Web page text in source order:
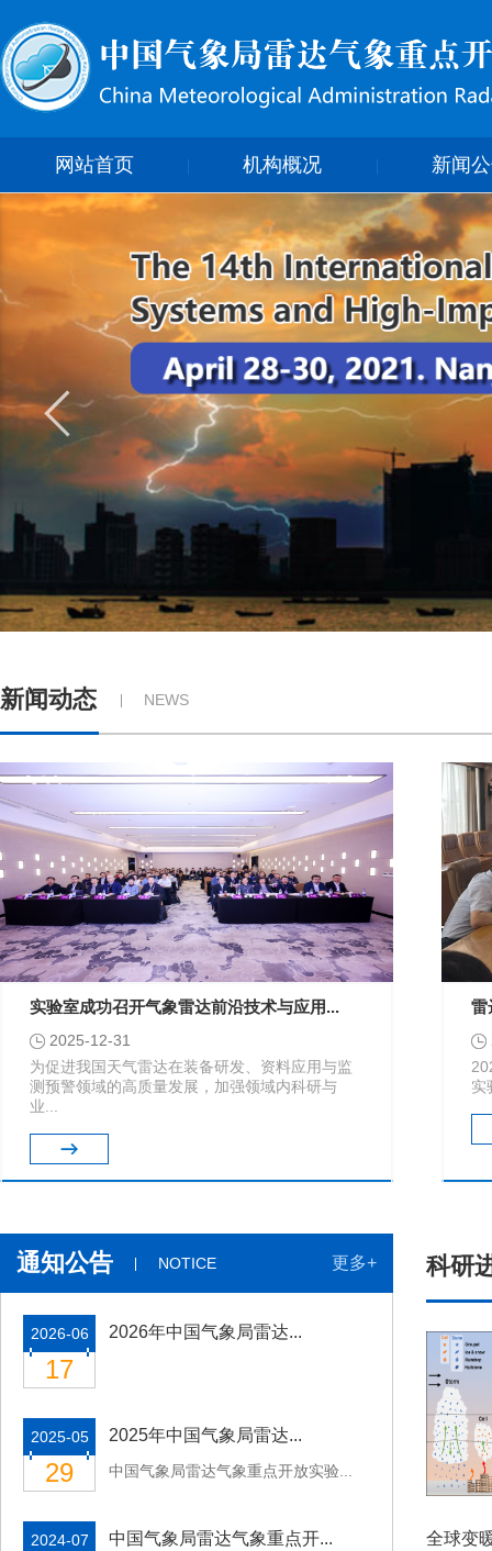
网站首页 机构概况
简介
组织结构
大事件记
新闻
新闻
通知
新闻动态 NEWS
实验室成功召开气象雷达前沿技术与应用...
2025-12-31
为促进我国天气雷达在装备研发、资料应用与监
测预警领域的高质量发展，加强领域内科研与
业...
雷
实
通知公告 NOTICE 更多+
2026-06
17
2026年中国气象局雷达...
2025-05
29
2025年中国气象局雷达...
中国气象局雷达气象重点开放实验...
2024-07 中国气象局雷达气象重点开...
科研
全球变